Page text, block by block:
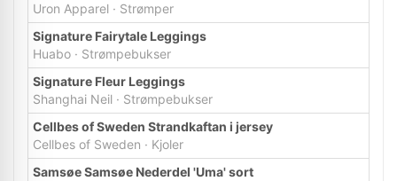
Uron Apparel · Strømper
Signature Fairytale Leggings
Huabo · Strømpebukser
Signature Fleur Leggings
Shanghai Neil · Strømpebukser
Cellbes of Sweden Strandkaftan i jersey
Cellbes of Sweden · Kjoler
Samsøe Samsøe Nederdel 'Uma' sort